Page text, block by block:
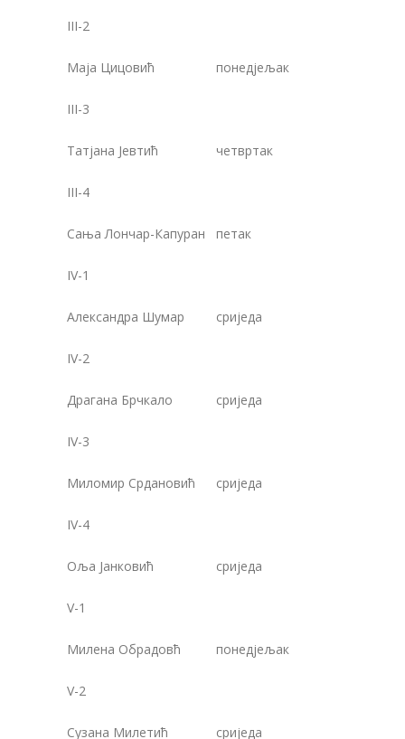
III-2
Маја Цицовић понедјељак
III-3
Татјана Јевтић четвртак
III-4
Сања Лончар-Капуран петак
IV-1
Александра Шумар сриједа
IV-2
Драгана Брчкало сриједа
IV-3
Миломир Срдановић сриједа
IV-4
Оља Јанковић сриједа
V-1
Милена Обрадовћ понедјељак
V-2
Сузана Милетић сриједа